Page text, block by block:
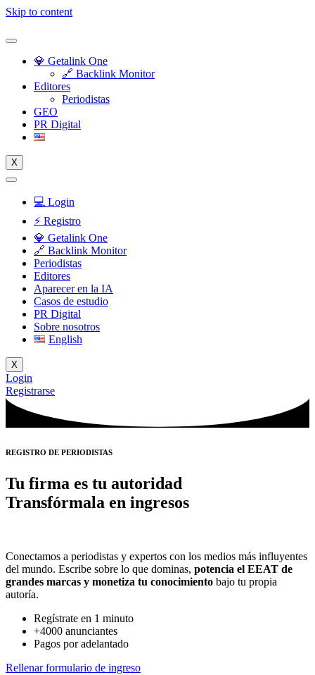
Skip to content
💎 Getalink One
🔗 Backlink Monitor
Editores
Periodistas
GEO
PR Digital
X
💻 Login
⚡️ Registro
💎 Getalink One
🔗 Backlink Monitor
Periodistas
Editores
Aparecer en la IA
Casos de estudio
PR Digital
Sobre nosotros
English
X
Login
Registrarse
REGISTRO DE PERIODISTAS
Tu firma es tu autoridad
Transfórmala en ingresos
Conectamos a periodistas y expertos con los medios más influyentes
del mundo. Escribe sobre lo que dominas, potencia el EEAT de
grandes marcas y monetiza tu conocimiento bajo tu propia
autoría.
Regístrate en 1 minuto
+4000 anunciantes
Pagos por adelantado
Rellenar formulario de ingreso